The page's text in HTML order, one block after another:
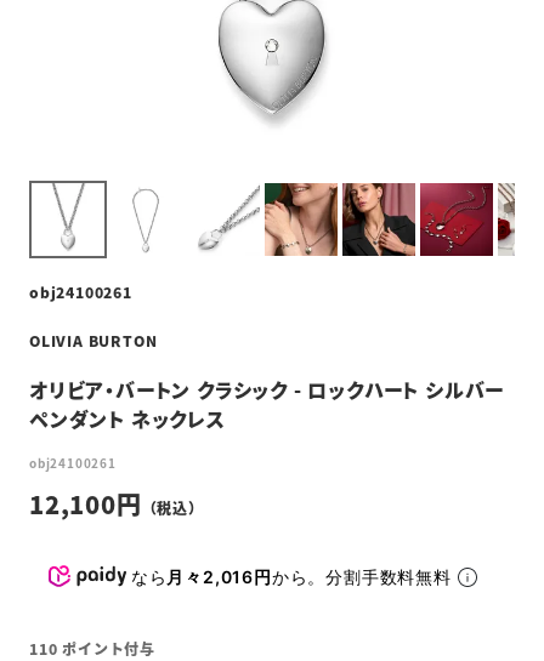
obj24100261
OLIVIA BURTON
オリビア・バートン クラシック - ロックハート シルバー
ペンダント ネックレス
obj24100261
12,100
なら 月々2,016円から。分割手数料無料
110 ポイント付与